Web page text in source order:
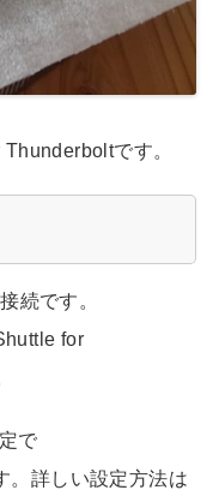
です。
続です。
for
で
。詳しい設定方法は